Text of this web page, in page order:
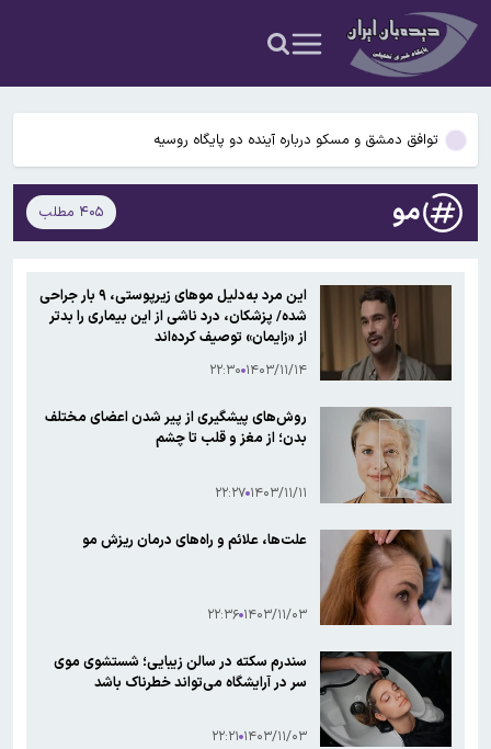
اسد» در جشن تولد موسکو؛ ویدیوی نماینده پیشین سوریه در سازمان
ملل سوری‌ها را خشمگین کرد
۵۶ سال قبل در چنین روزی؛ کفش ملی ایران به شوروی صادر شد
سومین لیگ برتر بدون سرمربی خارجی
توافق دمشق و مسکو درباره آینده دو پایگاه روسیه
اعترافات دختر بلاگری که حمیدرضا رجب‌زاده را به قتل رسانده/ او مرتب به
من تذکر حجاب می‌داد/دوست پسرم گفت بابت قتل بسیجی‌ها پول
می‌دهند
ظهور مجدد بشار الجعفری + عکس / حضور جنجالی «دیپلمات سابق
ملل سوری‌ها را خشمگین کرد
۵۶ سال قبل در چنین روزی؛ کفش ملی ایران به شوروی صادر شد
سومین لیگ برتر بدون سرمربی خارجی
مو ۴۰۵ مطلب
این مرد به‌دلیل موهای زیرپوستی، ۹ بار جراحی
شده/ پزشکان، درد ناشی از این بیماری را بدتر
از «زایمان» توصیف کرده‌اند
۱۴۰۳/۱۱/۱۴ ۲۲:۳۰
روش‌های پیشگیری از پیر شدن اعضای مختلف
بدن؛ از مغز و قلب تا چشم
۱۴۰۳/۱۱/۱۱ ۲۲:۲۷
علت‌ها، علائم و راه‌های درمان ریزش مو
۱۴۰۳/۱۱/۰۳ ۲۲:۳۶
سندرم سکته در سالن زیبایی؛ شستشوی موی
سر در آرایشگاه می‌تواند خطرناک باشد
۱۴۰۳/۱۱/۰۳ ۲۲:۲۱